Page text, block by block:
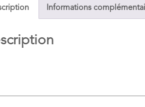
Informations